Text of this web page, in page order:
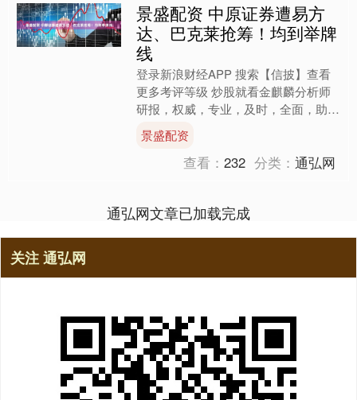
景盛配资 中原证券遭易方
达、巴克莱抢筹！均到举牌
线
登录新浪财经APP 搜索【信披】查看
更多考评等级 炒股就看金麒麟分析师
研报，权威，专业，及时，全面，助您
挖掘潜力主题机会！ H股的中原证券竟
遭遇两大机构抢筹。 ....
景盛配资
查看：232 分类：通弘网
通弘网文章已加载完成
关注 通弘网